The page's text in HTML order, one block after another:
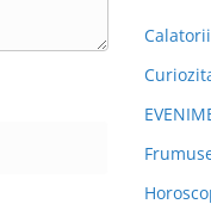
Calatorii